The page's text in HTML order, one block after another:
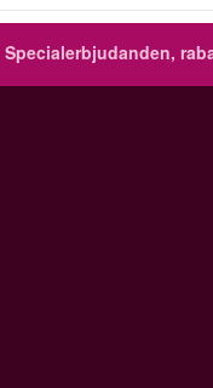
Specialerbjudanden,